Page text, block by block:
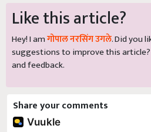
Like this article?
Hey! I amगोपाल नरसिंग उगले. Did you
suggestions to improve this article?
and feedback.
Share your comments